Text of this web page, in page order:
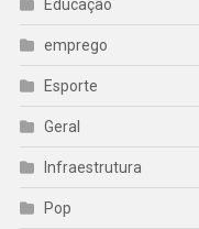
Educação
emprego
Esporte
Geral
Infraestrutura
Pop